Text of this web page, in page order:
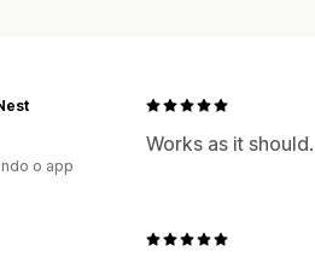
Works as it
o app